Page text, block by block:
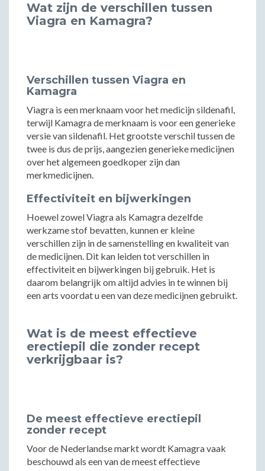
Wat zijn de verschillen tussen
Viagra en Kamagra?
Verschillen tussen Viagra en
Kamagra
Viagra is een merknaam voor het medicijn sildenafil,
terwijl Kamagra de merknaam is voor een generieke
versie van sildenafil. Het grootste verschil tussen de
twee is dus de prijs, aangezien generieke medicijnen
over het algemeen goedkoper zijn dan
merkmedicijnen.
Effectiviteit en bijwerkingen
Hoewel zowel Viagra als Kamagra dezelfde
werkzame stof bevatten, kunnen er kleine
verschillen zijn in de samenstelling en kwaliteit van
de medicijnen. Dit kan leiden tot verschillen in
effectiviteit en bijwerkingen bij gebruik. Het is
daarom belangrijk om altijd advies in te winnen bij
een arts voordat u een van deze medicijnen gebruikt.
Wat is de meest effectieve
erectiepil die zonder recept
verkrijgbaar is?
De meest effectieve erectiepil
zonder recept
Voor de Nederlandse markt wordt Kamagra vaak
beschouwd als een van de meest effectieve